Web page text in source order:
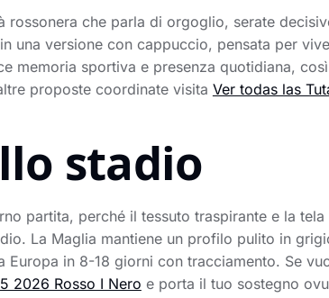
rossonera che parla di orgoglio, serate
una versione con cappuccio, pensata per
memoria sportiva e presenza quotidiana,
proposte coordinate visita Ver todas las
stadio
partita, perché il tessuto traspirante e la
La Maglia mantiene un profilo pulito in
in 8-18 giorni con tracciamento. Se
2026 Rosso I Nero e porta il tuo sostegno